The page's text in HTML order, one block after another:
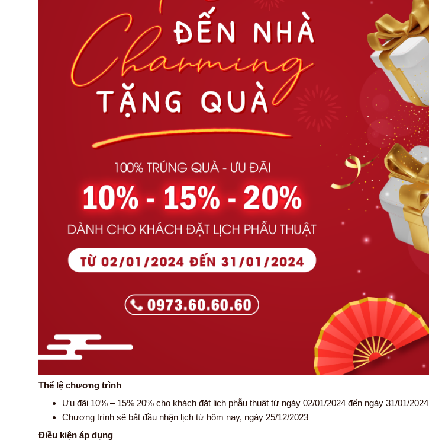
Thể lệ chương trình
Ưu đãi 10% – 15% 20% cho khách đặt lịch phẫu thuật từ ngày 02/01/2024 đến ngày 31/01/2024
Chương trình sẽ bắt đầu nhận lịch từ hôm nay, ngày 25/12/2023
Điều kiện áp dụng